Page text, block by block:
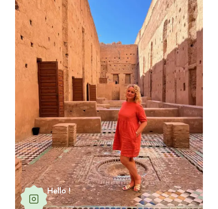
Hello !